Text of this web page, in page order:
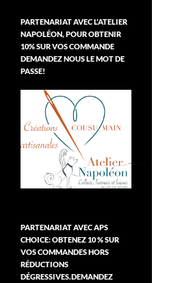
PARTENARIAT AVEC L’ATELIER
NAPOLÉON, POUR OBTENIR
10% SUR VOS COMMANDE
DEMANDEZ NOUS LE MOT DE
PASSE!
PARTENARIAT AVEC APS
CHOICE: OBTENEZ 10 % SUR
VOS COMMANDES HORS
RÉDUCTIONS
DÉGRESSIVES.DEMANDEZ